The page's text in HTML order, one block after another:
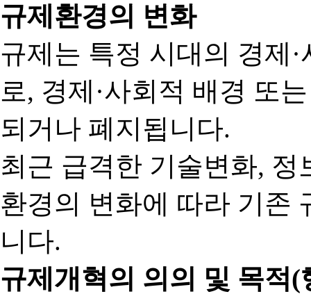
규제환경의 변화
규제는 특정 시대의 경제
로, 경제·사회적 배경 또
되거나 폐지됩니다.
최근 급격한 기술변화,
환경의 변화에 따라 기존
니다.
규제개혁의 의의 및 목적